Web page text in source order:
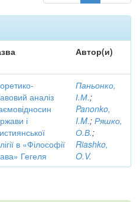
Автор(и)
аналіз
і
в «Філософії
Гегеля
Паньонко,
І.М.;
Panonko,
I.M.; Ряшко,
О.В.;
Riashko,
O.V.